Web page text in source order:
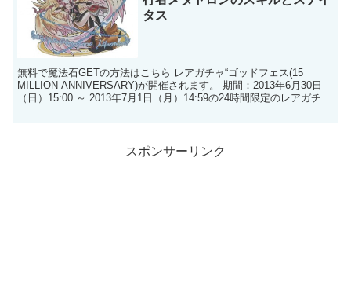
タス
無料で魔法石GETの方法はこちら レアガチャ“ゴッドフェス(15
MILLION ANNIVERSARY)が開催されます。 期間：2013年6月30日
（日）15:00 ～ 2013年7月1日（月）14:59の24時間限定のレアガチャ
スポンサーリンク